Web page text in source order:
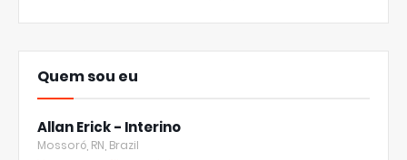
Quem sou eu
Allan Erick - Interino
Mossoró, RN, Brazil